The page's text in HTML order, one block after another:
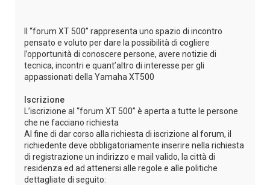
Il “forum XT 500” rappresenta uno spazio di incontro
pensato e voluto per dare la possibilità di cogliere
l’opportunità di conoscere persone, avere notizie di
tecnica, incontri e quant’altro di interesse per gli
appassionati della Yamaha XT500
Iscrizione
L’iscrizione al “forum XT 500” è aperta a tutte le persone
che ne facciano richiesta
Al fine di dar corso alla richiesta di iscrizione al forum, il
richiedente deve obbligatoriamente inserire nella richiesta
di registrazione un indirizzo e mail valido, la città di
residenza ed ad attenersi alle regole e alle politiche
dettagliate di seguito: